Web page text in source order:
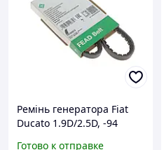
Ремінь генератора Fiat
Ducato 1.9D/2.5D, -94
Готово к отправке